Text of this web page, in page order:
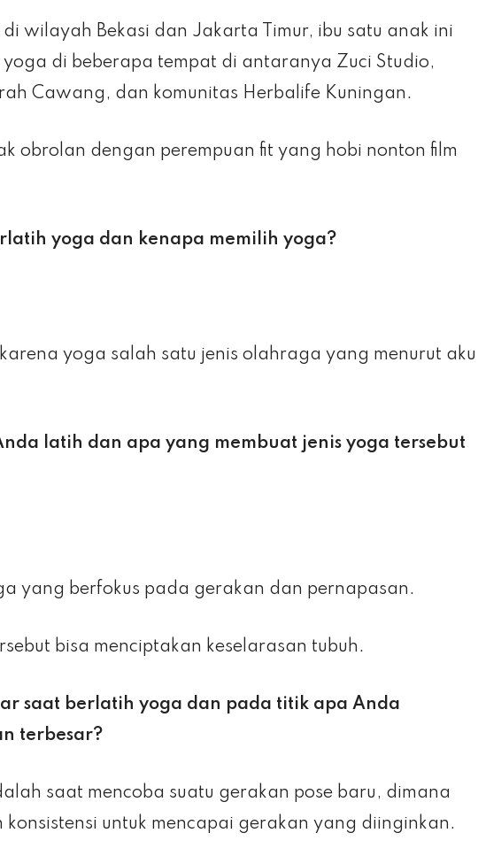
wilayah Bekasi dan Jakarta Timur, ibu satu anak ini
di beberapa tempat di antaranya Zuci Studio,
Cawang, dan komunitas Herbalife Kuningan.
obrolan dengan perempuan fit yang hobi nonton film
yoga dan kenapa memilih yoga?
yoga salah satu jenis olahraga yang menurut aku
latih dan apa yang membuat jenis yoga tersebut
yang berfokus pada gerakan dan pernapasan.
bisa menciptakan keselarasan tubuh.
saat berlatih yoga dan pada titik apa Anda
terbesar?
saat mencoba suatu gerakan pose baru, dimana
untuk mencapai gerakan yang diinginkan.